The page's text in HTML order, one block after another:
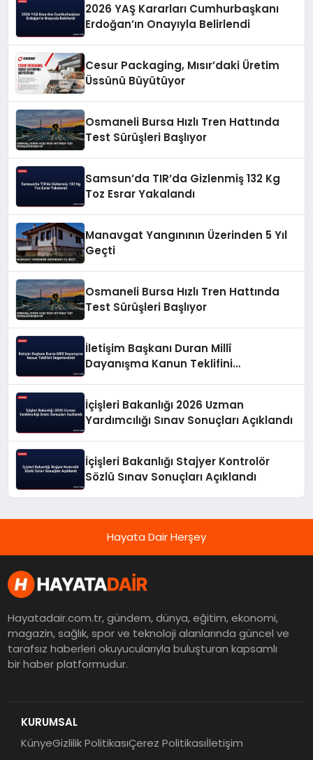
2026 YAŞ Kararları Cumhurbaşkanı
Erdoğan’ın Onayıyla Belirlendi
Cesur Packaging, Mısır’daki Üretim
Üssünü Büyütüyor
Osmaneli Bursa Hızlı Tren Hattında
Test Sürüşleri Başlıyor
Samsun’da TIR’da Gizlenmiş 132 Kg
Toz Esrar Yakalandı
Manavgat Yangınının Üzerinden 5 Yıl
Geçti
Osmaneli Bursa Hızlı Tren Hattında
Test Sürüşleri Başlıyor
İletişim Başkanı Duran Millî
Dayanışma Kanun Teklifini
İçişleri Bakanlığı 2026 Uzman
Yardımcılığı Sınav Sonuçları Açıklandı
İçişleri Bakanlığı Stajyer Kontrolör
Sözlü Sınav Sonuçları Açıklandı
Hayata Dair Herşey
Hayatadair.com.tr, gündem, dünya, eğitim, ekonomi,
magazin, sağlık, spor ve teknoloji alanlarında güncel ve
tarafsız haberleri okuyucularıyla buluşturan kapsamlı
bir haber platformudur.
KURUMSAL
KünyeGizlilik PolitikasıÇerez Politikasıİletişim